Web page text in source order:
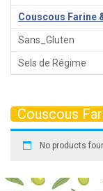
Couscous Farine
Sans_Gluten
Sels de Régime
Couscous
No products